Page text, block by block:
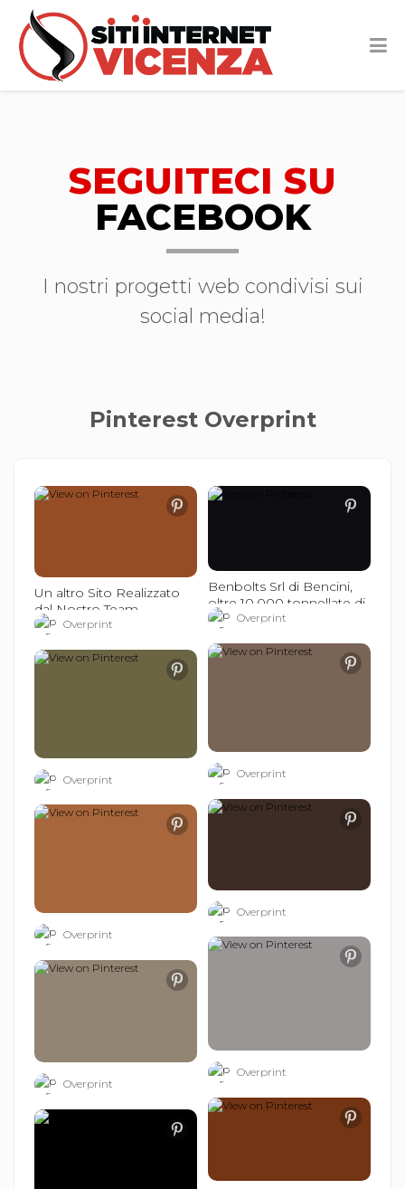
SEGUITECI SU
FACEBOOK
I nostri progetti web condivisi sui
social media!
Pinterest Overprint
Un altro Sito Realizzato
dal Nostro Team
Overprint
Benbolts Srl di Bencini,
oltre 10.000 tonnellate di
prodotti, più di 45.000 tipi
acciao inox, ottone e
Overprint
Overprint
Overprint
Overprint
Overprint
Overprint
Overprint